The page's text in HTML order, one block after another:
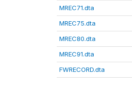
MREC71.dta
MREC75.dta
MREC80.dta
MREC91.dta
FWRECORD.dta